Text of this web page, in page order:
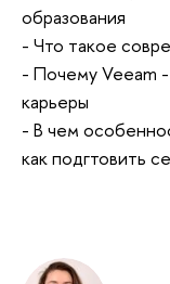
образования
- Что такое
- Почему Veeam
карьеры
- В чем
как подгтовить